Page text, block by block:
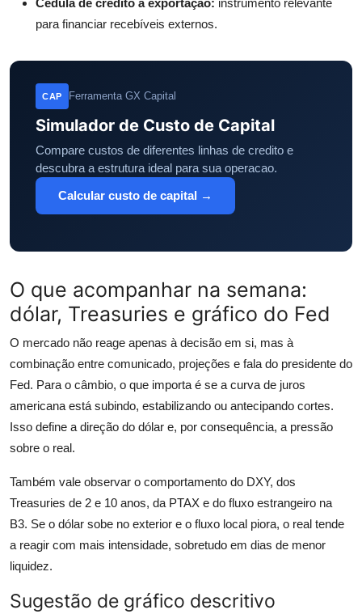
Cédula de crédito à exportação: instrumento relevante
para financiar recebíveis externos.
CAP Ferramenta GX Capital
Simulador de Custo de Capital
Compare custos de diferentes linhas de credito e
descubra a estrutura ideal para sua operacao.
Calcular custo de capital →
O que acompanhar na semana:
dólar, Treasuries e gráfico do Fed
O mercado não reage apenas à decisão em si, mas à
combinação entre comunicado, projeções e fala do presidente do
Fed. Para o câmbio, o que importa é se a curva de juros
americana está subindo, estabilizando ou antecipando cortes.
Isso define a direção do dólar e, por consequência, a pressão
sobre o real.
Também vale observar o comportamento do DXY, dos
Treasuries de 2 e 10 anos, da PTAX e do fluxo estrangeiro na
B3. Se o dólar sobe no exterior e o fluxo local piora, o real tende
a reagir com mais intensidade, sobretudo em dias de menor
liquidez.
Sugestão de gráfico descritivo